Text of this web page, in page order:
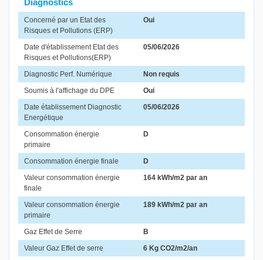
Diagnostics
Concerné par un Etat des
Risques et Pollutions (ERP)
Oui
Date d'établissement Etat des
Risques et Pollutions(ERP)
05/06/2026
Diagnostic Perf. Numérique
Non requis
Soumis à l'affichage du DPE
Oui
Date établissement Diagnostic
Energétique
05/06/2026
Consommation énergie
primaire
D
Consommation énergie finale
D
Valeur consommation énergie
finale
164 kWh/m2 par an
Valeur consommation énergie
primaire
189 kWh/m2 par an
Gaz Effet de Serre
B
Valeur Gaz Effet de serre
6 Kg CO2/m2/an